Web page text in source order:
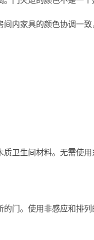
内家具的颜色协调一致
卫生间材料。无需使
门。使用非感应和排